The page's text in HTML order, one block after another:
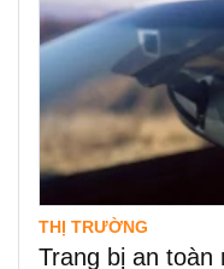
THỊ TRƯỜNG
Trang bị an toàn